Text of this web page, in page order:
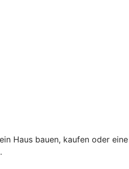
Haus bauen, kaufen oder